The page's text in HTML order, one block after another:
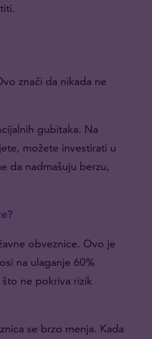
znači da nikada ne
gubitaka. Na
možete investirati u
da nadmašuju berzu,
obveznice. Ovo je
na ulaganje 60%
ne pokriva rizik
se brzo menja. Kada